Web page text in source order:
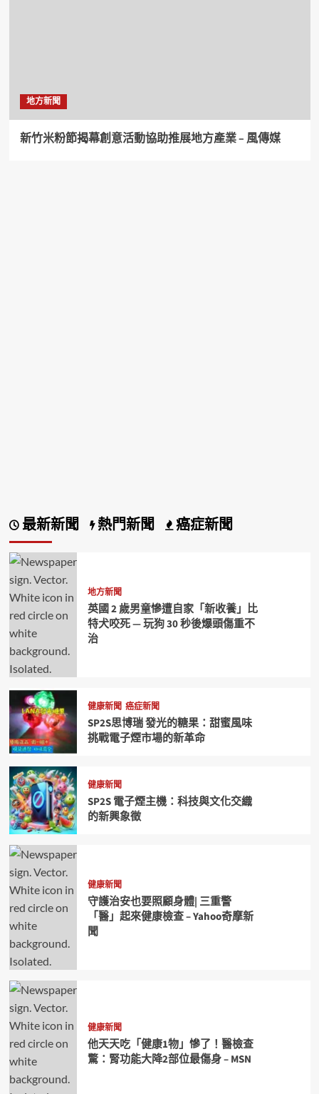
地方新聞
新竹米粉節揭幕創意活動協助推展地方產業 – 風傳媒
最新新聞 熱門新聞 癌症新聞
地方新聞
英國 2 歲男童慘遭自家「新收養」比
特犬咬死 — 玩狗 30 秒後爆頭傷重不
治
健康新聞 癌症新聞
SP2S思博瑞 發光的糖果：甜蜜風味
挑戰電子煙市場的新革命
健康新聞
SP2S 電子煙主機：科技與文化交織
的新興象徵
健康新聞
守護治安也要照顧身體| 三重警
「醫」起來健康檢查 – Yahoo奇摩新
聞
健康新聞
他天天吃「健康1物」慘了！醫檢查
驚：腎功能大降2部位最傷身 – MSN